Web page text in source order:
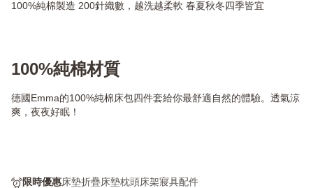
100%純棉製造 200針織數，越洗越柔軟 春夏秋冬四季皆宜
100%純棉材質
德國Emma的100%純棉床包四件套給你最舒適自然的體驗。透氣涼
爽，夜夜好眠！
限時優惠床墊折疊床墊枕頭床架寢具配件